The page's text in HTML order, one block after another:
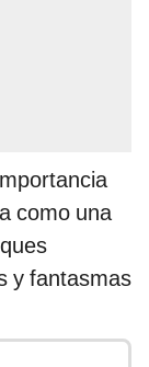
como una
y fantasmas